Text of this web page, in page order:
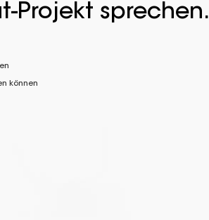
Projekt sprechen.
können